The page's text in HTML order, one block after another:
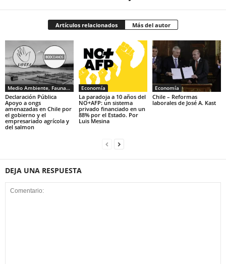
Artículos relacionados Más del autor
Medio Ambiente, Fauna y Sociedad
Declaración Pública
Apoyo a ongs
amenazadas en Chile por
el gobierno y el
empresariado agrícola y
del salmon
Economía
La paradoja a 10 años del
NO+AFP: un sistema
privado financiado en un
88% por el Estado. Por
Luis Mesina
Economía
Chile – Reformas
laborales de José A. Kast
DEJA UNA RESPUESTA